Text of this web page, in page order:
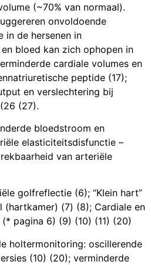
(~70% van normaal).
onvoldoende
in de hersenen in
bloed kan zich ophopen in
cardiale volumes en
peptide (17);
en verslechtering bij
(27).
bloedstroom en
elasticiteitsdisfunctie –
van arteriële
golfreflectie (6); “Klein hart”
(hartkamer) (7) (8); Cardiale en
pagina 6) (9) (10) (11) (20)
holtermonitoring: oscillerende
(10) (20); verminderde